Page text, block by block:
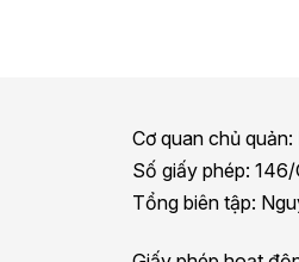
Cơ quan chủ
Số giấy phép:
Tổng biên tập: